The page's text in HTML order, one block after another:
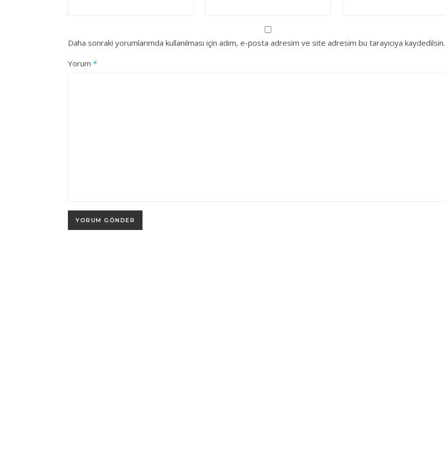
Daha sonraki yorumlarımda kullanılması için adım, e-posta adresim ve site adresim bu tarayıcıya kaydedilsin.
Yorum *